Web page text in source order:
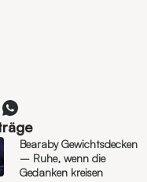
Bearaby Gewichtsdecken
– Ruhe, wenn die
Gedanken kreisen